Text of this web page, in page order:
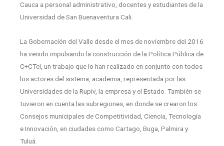
Cauca a personal administrativo, docentes y estudiantes de la
Universidad de San Buenaventura Cali.
La Gobernación del Valle desde el mes de noviembre del 2016
ha venido impulsando la construcción de la Política Pública de
C+CTeI, un trabajo que lo han realizado en conjunto con todos
los actores del sistema, academia, representada por las
Universidades de la Rupiv, la empresa y el Estado. También se
tuvieron en cuenta las subregiones, en donde se crearon los
Consejos municipales de Competitividad, Ciencia, Tecnología
e Innovación, en ciudades como Cartago, Buga, Palmira y
Tuluá.